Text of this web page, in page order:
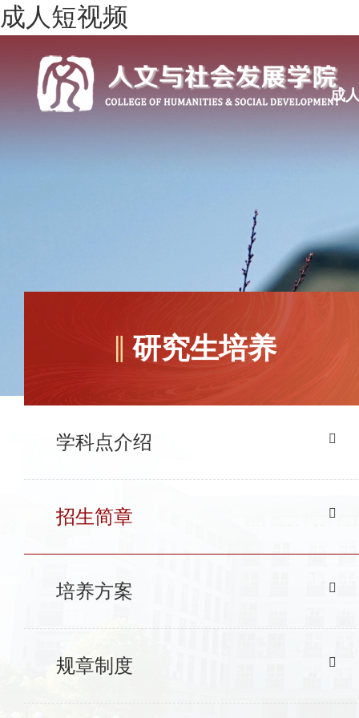
成人短视频
成
研究生培养
学科点介绍
招生简章
培养方案
规章制度